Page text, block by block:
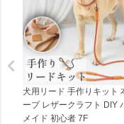
犬用リード 手作りキット
ープ レザークラフト DIY
メイド 初心者 7F